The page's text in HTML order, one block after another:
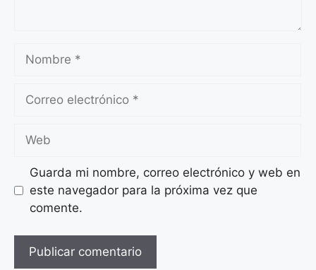
Nombre
Correo
Web
Guarda mi nombre, correo electrónico y web en
este navegador para la próxima vez que
comente.